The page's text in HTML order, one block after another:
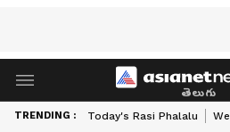
తెలుగు
TRENDING : Today's Rasi Phalalu